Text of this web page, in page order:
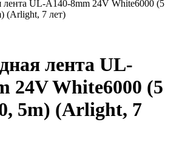
лента UL-A140-8mm 24V White6000 (5
(Arlight, 7 лет)
лента UL-
24V White6000 (5
5m) (Arlight, 7